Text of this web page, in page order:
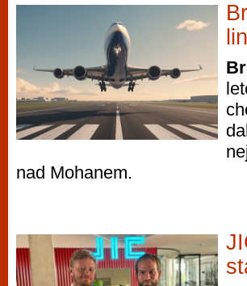
nad Mohanem.
Mimo jiné je ale také
po moderní automaty jak
příležitostné hráče. V...